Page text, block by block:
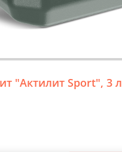
"Актилит Sport", 3 л